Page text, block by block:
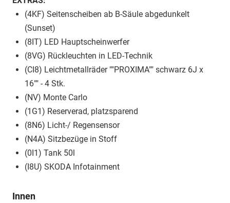
(4KF) Seitenscheiben ab B-Säule abgedunkelt
(Sunset)
(8IT) LED Hauptscheinwerfer
(8VG) Rückleuchten in LED-Technik
(CI8) Leichtmetallräder ""PROXIMA"" schwarz 6J x
16"" - 4 Stk.
(NV) Monte Carlo
(1G1) Reserverad, platzsparend
(8N6) Licht-/ Regensensor
(N4A) Sitzbezüge in Stoff
(0I1) Tank 50l
(I8U) SKODA Infotainment
Innen